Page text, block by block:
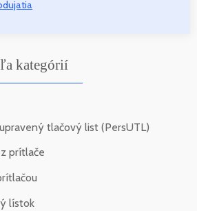
kategórií
tlačový list (PersUTL)
prítlače
lístok